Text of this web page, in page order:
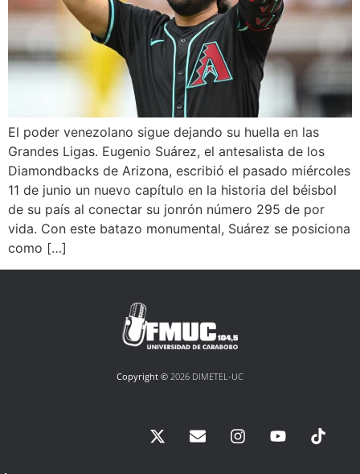
El poder venezolano sigue dejando su huella en las
Grandes Ligas. Eugenio Suárez, el antesalista de los
Diamondbacks de Arizona, escribió el pasado miércoles
11 de junio un nuevo capítulo en la historia del béisbol
de su país al conectar su jonrón número 295 de por
vida. Con este batazo monumental, Suárez se posiciona
como […]
Copyright © 2026 DIMETEL-UC